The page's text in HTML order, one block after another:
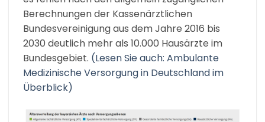
Berechnungen der Kassenärztlichen
Bundesvereinigung aus dem Jahre 2016 bis
2030 deutlich mehr als 10.000 Hausärzte im
Bundesgebiet. (Lesen Sie auch: Ambulante
Medizinische Versorgung in Deutschland im
Überblick)